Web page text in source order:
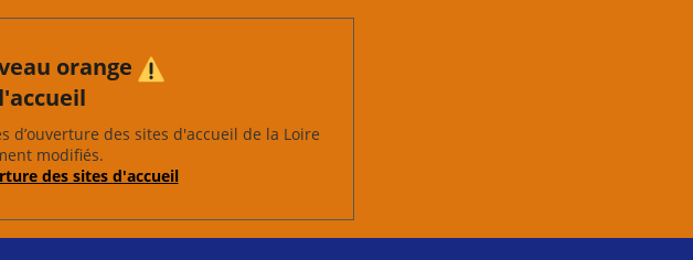
orange
d’ouverture des sites d'accueil de la Loire
modifiés.
des sites d'accueil